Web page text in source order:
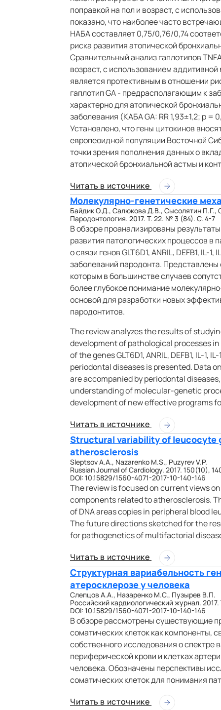
поправкой на пол и возраст, с
показано, что наиболее часто
НАБА составляет 0,75/0,76/0,74
риска развития атопической
Сравнительный анализ гаплотипов
возраст, с использованием
является протективным в отношении
гаплотип GA - предрасполагающим к
характерно для атопической
заболевания (КАБА GA: RR 1,93±1,2; p =
Установлено, что гены цитокинов
европеоидной популяции Восточной
точки зрения пополнения данных о
атопической бронхиальной астмы и
Читать в источнике
Молекулярно-генетические
Байдик О.Д., Салюкова Д.В., Сысолятин П.Г.,
Пародонтология. 2017. Т. 22. № 3 (84). С. 4-7
В обзоре проанализированы
развития патологических процессов
о связи генов GLT6D1, ANRIL, DEFB1, IL-
заболеваний пародонта.
которым в большинстве случаев
более глубокое понимание
основой для разработки новых
пародонтитов.
The review analyzes the results of
development of pathological processes
of the genes GLT6D1, ANRIL, DEFB1, IL-1,
periodontal diseases is presented. Data
are accompanied by periodontal
understanding of molecular-genetic
development of new effective programs
Читать в источнике
Structural variability of leucocyte
atherosclerosis
Sleptsov A.A., Nazarenko M.S., Puzyrev V.P.
Russian Journal of Cardiology. 2017. 150(10),
DOI: 10.15829/1560-4071-2017-10-140-146
The review is focused on current views
components related to atherosclerosis.
of DNA areas copies in peripheral blood
The future directions sketched for the
for pathogenetics of multifactorial
Читать в источнике
Структурная вариабельность
атеросклерозе у человека
Слепцов А.А., Назаренко М.С., Пузырев В.П.
Российский кардиологический журнал.
DOI: 10.15829/1560-4071-2017-10-140-146
В обзоре рассмотрены существующие
соматических клеток как компоненты,
собственного исследования о спектре
периферической крови и клетках
человека. Обозначены перспективы
соматических клеток для понимания
Читать в источнике